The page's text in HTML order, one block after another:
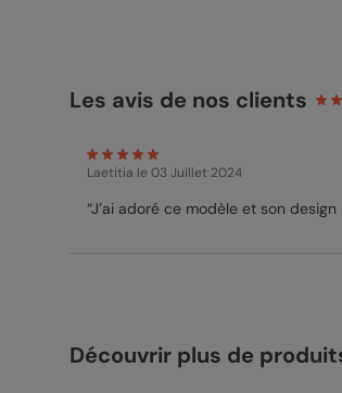
Les avis de nos clients
Laetitia le 03 Juillet 2024
Découvrir plus de